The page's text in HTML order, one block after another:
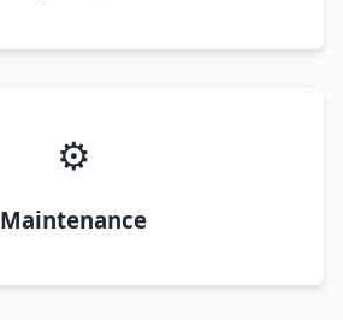
⚙️
Maintenance